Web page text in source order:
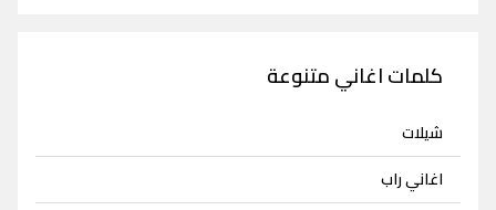
كلمات اغاني متنوعة
شيلات
اغاني راب